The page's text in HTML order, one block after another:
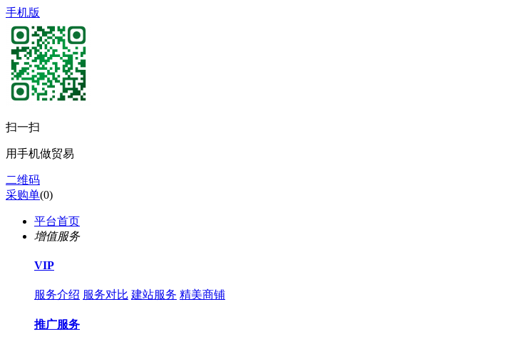
手机版
扫一扫
用手机做贸易
二维码
采购单(0)
平台首页
增值服务
VIP
服务介绍 服务对比 建站服务 精美商铺
推广服务